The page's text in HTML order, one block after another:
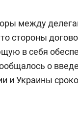
между
стороны
в себя
о
и Украины